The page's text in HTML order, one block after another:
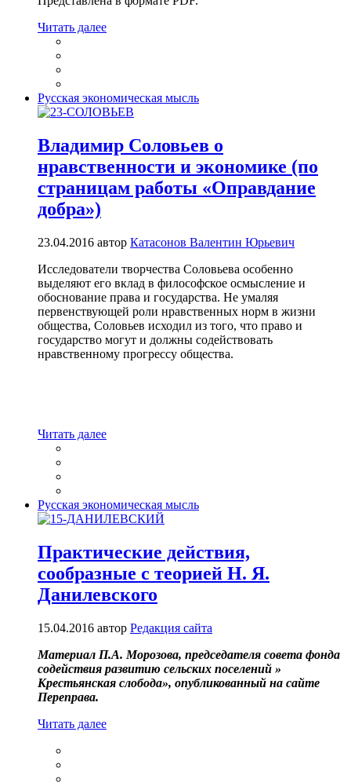
Читать далее
Русская экономическая мысль
Владимир Соловьев о
нравственности и экономике (по
страницам работы «Оправдание
добра»)
23.04.2016 автор Катасонов Валентин Юрьевич
Исследователи творчества Соловьева особенно
выделяют его вклад в философское осмысление и
обоснование права и государства. Не умаляя
первенствующей роли нравственных норм в жизни
общества, Соловьев исходил из того, что право и
государство могут и должны содействовать
нравственному прогрессу общества.
Читать далее
Русская экономическая мысль
Практические действия,
сообразные с теорией Н. Я.
Данилевского
15.04.2016 автор Редакция сайта
Материал П.А. Морозова, председателя совета фонда
содействия развитию сельских поселений »
Крестьянская слобода», опубликованный на сайте
Переправа.
Читать далее